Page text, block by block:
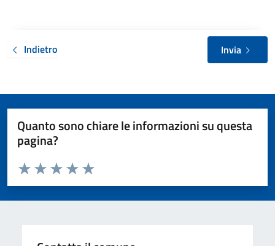
Indietro Invia
Quanto sono chiare le informazioni su questa
pagina?
Valuta da 1 a 5 stelle la pagina
Valuta 5 stelle su 5
Valuta 4 stelle su 5
Valuta 3 stelle su 5
Valuta 2 stelle su 5
Valuta 1 stelle su 5